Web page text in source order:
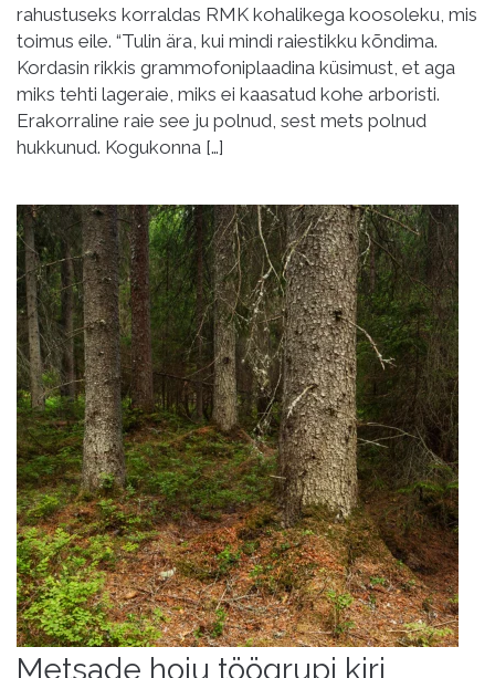
rahustuseks korraldas RMK kohalikega koosoleku, mis
toimus eile. “Tulin ära, kui mindi raiestikku kõndima.
Kordasin rikkis grammofoniplaadina küsimust, et aga
miks tehti lageraie, miks ei kaasatud kohe arboristi.
Erakorraline raie see ju polnud, sest mets polnud
hukkunud. Kogukonna […]
Metsade hoiu töögrupi kiri